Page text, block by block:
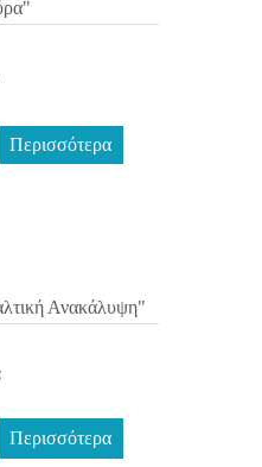
Περισσότερα
Ανακάλυψη"
Περισσότερα